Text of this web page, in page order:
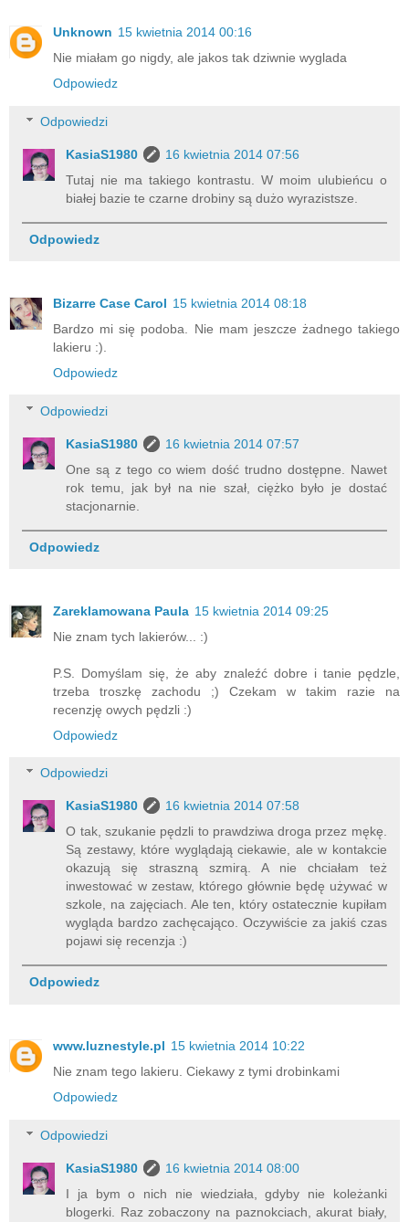
Unknown 15 kwietnia 2014 00:16
Nie miałam go nigdy, ale jakos tak dziwnie wyglada
Odpowiedz
Odpowiedzi
KasiaS1980
16 kwietnia 2014 07:56
Tutaj nie ma takiego kontrastu. W moim ulubieńcu o
białej bazie te czarne drobiny są dużo wyrazistsze.
Odpowiedz
Bizarre Case Carol 15 kwietnia 2014 08:18
Bardzo mi się podoba. Nie mam jeszcze żadnego takiego
lakieru :).
Odpowiedz
Odpowiedzi
KasiaS1980
16 kwietnia 2014 07:57
One są z tego co wiem dość trudno dostępne. Nawet
rok temu, jak był na nie szał, ciężko było je dostać
stacjonarnie.
Odpowiedz
Zareklamowana Paula 15 kwietnia 2014 09:25
Nie znam tych lakierów... :)
P.S. Domyślam się, że aby znaleźć dobre i tanie pędzle,
trzeba troszkę zachodu ;) Czekam w takim razie na
recenzję owych pędzli :)
Odpowiedz
Odpowiedzi
KasiaS1980
16 kwietnia 2014 07:58
O tak, szukanie pędzli to prawdziwa droga przez mękę.
Są zestawy, które wyglądają ciekawie, ale w kontakcie
okazują się straszną szmirą. A nie chciałam też
inwestować w zestaw, którego głównie będę używać w
szkole, na zajęciach. Ale ten, który ostatecznie kupiłam
wygląda bardzo zachęcająco. Oczywiście za jakiś czas
pojawi się recenzja :)
Odpowiedz
www.luznestyle.pl 15 kwietnia 2014 10:22
Nie znam tego lakieru. Ciekawy z tymi drobinkami
Odpowiedz
Odpowiedzi
KasiaS1980
16 kwietnia 2014 08:00
I ja bym o nich nie wiedziała, gdyby nie koleżanki
blogerki. Raz zobaczony na paznokciach, akurat biały,